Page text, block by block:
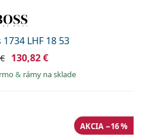
LHF 18 53
130,82 €
& rámy na sklade
AKCIA −16 %